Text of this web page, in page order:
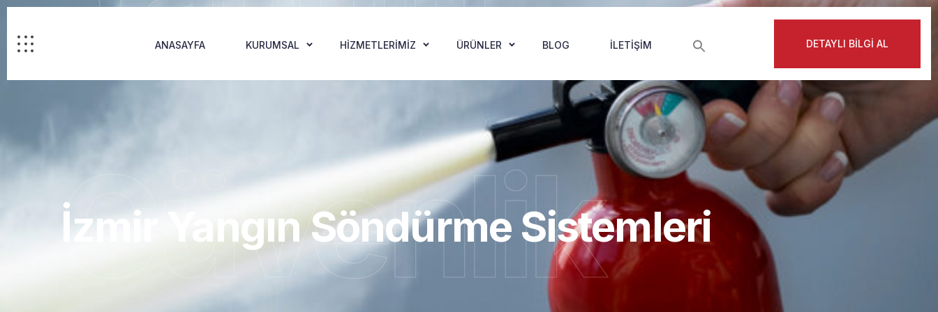
ANASAYFA KURUMSAL HIZMETLERIMIZ ÜRÜNLER BLOG İLETIŞIM DETAYLI BİLGİ AL
Güvenlik
İzmir Yangın Söndürme Sistemleri